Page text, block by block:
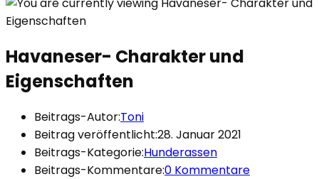
Havaneser- Charakter und
Eigenschaften
Beitrags-Autor:Toni
Beitrag veröffentlicht:28. Januar 2021
Beitrags-Kategorie:Hunderassen
Beitrags-Kommentare:0 Kommentare